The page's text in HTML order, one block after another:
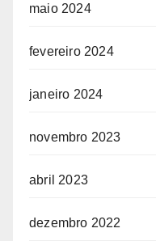
maio 2024
fevereiro 2024
janeiro 2024
novembro 2023
abril 2023
dezembro 2022